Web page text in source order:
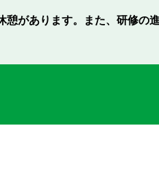
憩があります。また、研修の